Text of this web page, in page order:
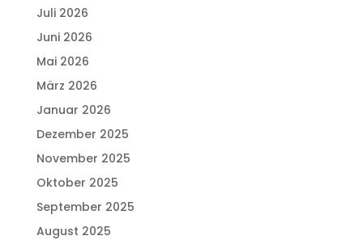
Juli 2026
Juni 2026
Mai 2026
März 2026
Januar 2026
Dezember 2025
November 2025
Oktober 2025
September 2025
August 2025